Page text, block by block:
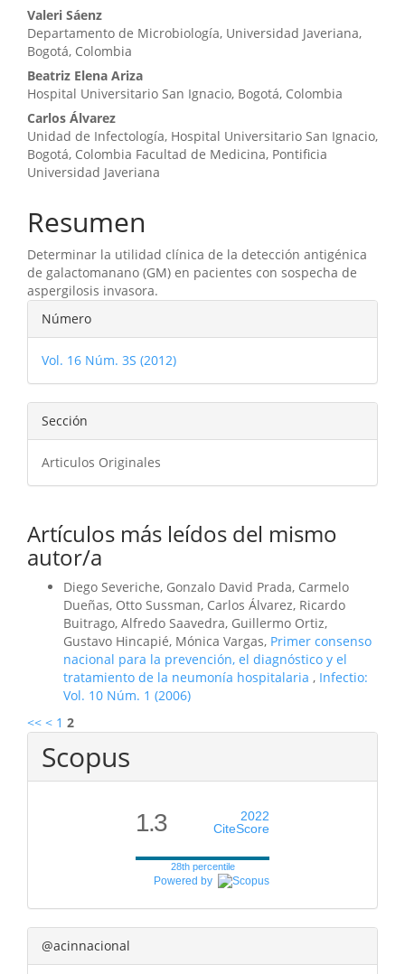
Contenido
principal
del
artículo
Valeri Sáenz
Departamento de Microbiología, Universidad Javeriana,
Bogotá, Colombia
Beatriz Elena Ariza
Hospital Universitario San Ignacio, Bogotá, Colombia
Carlos Álvarez
Unidad de Infectología, Hospital Universitario San Ignacio,
Bogotá, Colombia Facultad de Medicina, Pontificia
Universidad Javeriana
Resumen
Determinar la utilidad clínica de la detección antigénica
de galactomanano (GM) en pacientes con sospecha de
aspergilosis invasora.
Detalles
del
artículo
Número
Vol. 16 Núm. 3S (2012)
Sección
Articulos Originales
Artículos más leídos del mismo
autor/a
Diego Severiche, Gonzalo David Prada, Carmelo
Dueñas, Otto Sussman, Carlos Álvarez, Ricardo
Buitrago, Alfredo Saavedra, Guillermo Ortiz,
Gustavo Hincapié, Mónica Vargas, Primer consenso
nacional para la prevención, el diagnóstico y el
tratamiento de la neumonía hospitalaria , Infectio:
Vol. 10 Núm. 1 (2006)
<< < 1 2
Scopus
1.3
2022
CiteScore
28th percentile
Powered by
@acinnacional